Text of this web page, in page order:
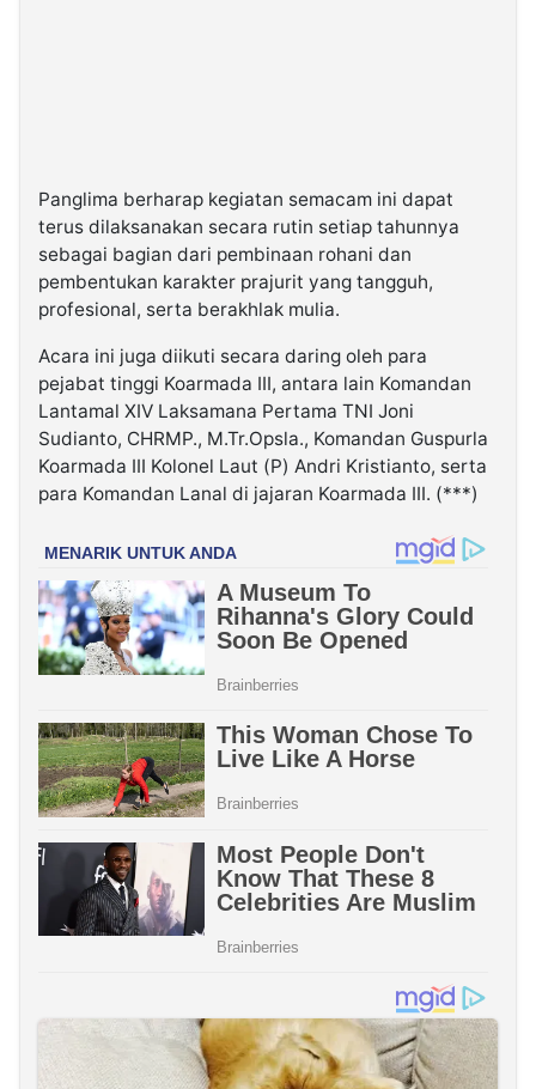
Panglima berharap kegiatan semacam ini dapat
terus dilaksanakan secara rutin setiap tahunnya
sebagai bagian dari pembinaan rohani dan
pembentukan karakter prajurit yang tangguh,
profesional, serta berakhlak mulia.
Acara ini juga diikuti secara daring oleh para
pejabat tinggi Koarmada III, antara lain Komandan
Lantamal XIV Laksamana Pertama TNI Joni
Sudianto, CHRMP., M.Tr.Opsla., Komandan Guspurla
Koarmada III Kolonel Laut (P) Andri Kristianto, serta
para Komandan Lanal di jajaran Koarmada III. (***)